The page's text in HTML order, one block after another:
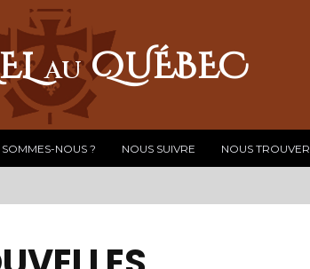
AUQUÉBEC
NOUS ? NOUS SUIVRE NOUS TROUVER